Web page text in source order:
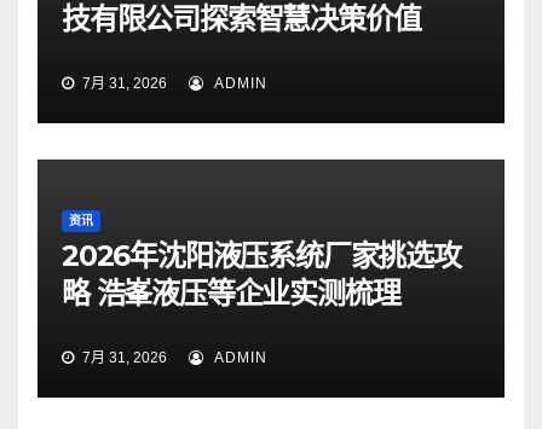
技有限公司探索智慧决策价值
7月 31, 2026 ADMIN
资讯
2026年沈阳液压系统厂家挑选攻
略 浩峯液压等企业实测梳理
7月 31, 2026 ADMIN